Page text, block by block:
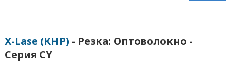
X-Lase (КНР) - Резка: Оптоволокно -
Серия CY